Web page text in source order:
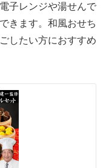
子レンジや湯せんで
きます。和風おせち
したい方におすすめ